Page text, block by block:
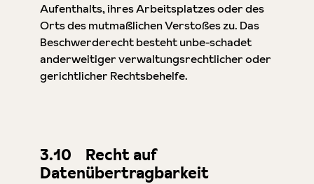
Aufenthalts, ihres Arbeitsplatzes oder des
Orts des mutmaßlichen Verstoßes zu. Das
Beschwerderecht besteht unbe-schadet
anderweitiger verwaltungsrechtlicher oder
gerichtlicher Rechtsbehelfe.
3.10 Recht auf
Datenübertragbarkeit